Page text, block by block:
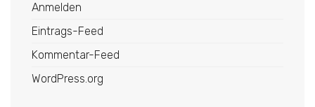
Anmelden
Eintrags-Feed
Kommentar-Feed
WordPress.org